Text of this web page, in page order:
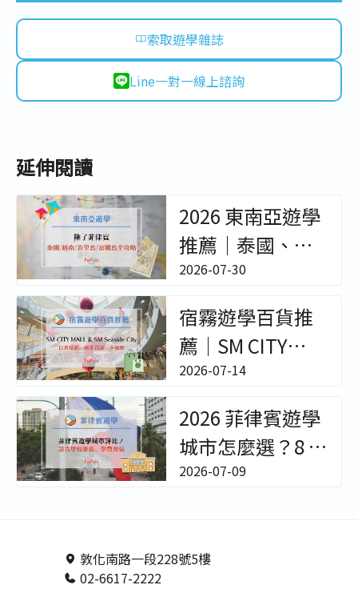
索取遊學雜誌
Line一對一線上諮詢
延伸閱讀
2026 東南亞遊學
推薦｜泰國、越
南、峇里島冬夏
令營與成人遊學
全攻略 - 非凡遊學
2026-07-30
宿霧遊學百貨推
薦｜SM CITY
MALL & SM
Seaside City｜百
貨位置/樓層環境/
櫃位餐廳超完整
－非凡遊學
2026-07-14
2026 菲律賓遊學
城市怎麼選？8 大
熱門城市、語言
凡遊學
2026-07-09
02-6617-2222
敦化南路一段228號5樓